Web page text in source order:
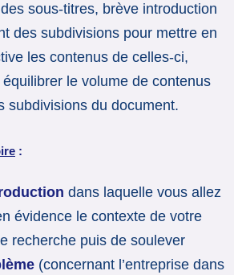
sous-titres, brève introduction
des subdivisions pour mettre en
les contenus de celles-ci,
le volume de contenus
subdivisions du document.
:
dans laquelle vous allez
évidence le contexte de votre
recherche puis de soulever
(concernant l’entreprise dans